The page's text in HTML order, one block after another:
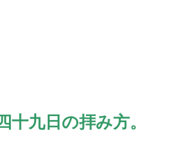
十九日の拝み方。